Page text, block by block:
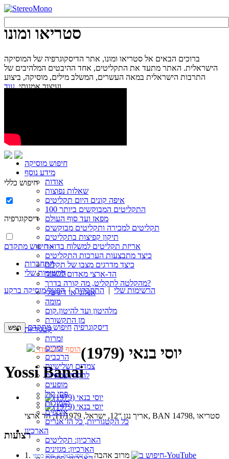
סטריאו ומונו
ברוכים הבאים אל סטריאו ומונו, אתר הדיסקוגרפיה של המוסיקה
הישראלית. האתר מתעד את התקליטים, אחד ההיבטים המלהיבים של
התרבות הישראלית במאה העשרים, המשלב מילים, מוסיקה, ביצוע
ועיצוב אמנותי.עוד...
חיפוש מוסיקה
מידע נוסף
אודות
שאלות נפוצות
איפה קונים היום תקליטים
100 התקליטים המבוקשים ביותר
מפאז ועד סוף העולם
תקליטים למכירה ותקליטים מבוקשים
תיקון קפיצות בתקליטים
אריזת תקליטים למשלוח בדואר
כיצד מתבצעות הערכות התקליטים
כיצד מדרגים מצבו של תקליט
הד-ארצי מאדום לשחור
מהקלטה לתקליט, מה קורה בדרך?
אנלוגי או דיגיטלי
מומה
מלהיטון ועד להיטון.קום
מן התקשורת
קטגוריות
זמרות
זמרים
הרכבים
צמדים ושלישיות
להקות צבאיות
מופעים
פסי קול
תזמורות
אוספים
כל הקטגוריות, כל הז’אנרים
הארכיון
הארכיון: תקליטים
הארכיון: מגזינים
חיפוש כללי
דיסקוגרפיה
חיפוש מתקדם »
התחברות
הרשימות שלי
הרשימות שלי |התחברות|הפעל מוסיקה ברקע
דיסקוגרפיה חיפוש מתקדם
הוסף לרשימה
יוסי בנאי (1979)
Yossi Banai
אריך נגן “12, ישראל, 11/1979, הד ארצי, BAN 14798, סטריאו
רצועות
1. מרוב אהבה ‏ © יוסי בנאי‏ ♫ מתי כספי